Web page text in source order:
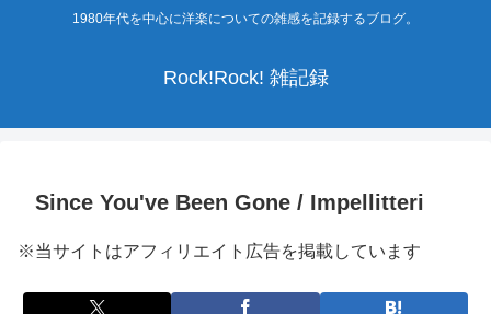
1980年代を中心に洋楽についての雑感を記録するブログ。
Rock!Rock! 雑記録
Since You've Been Gone / Impellitteri
※当サイトはアフィリエイト広告を掲載しています